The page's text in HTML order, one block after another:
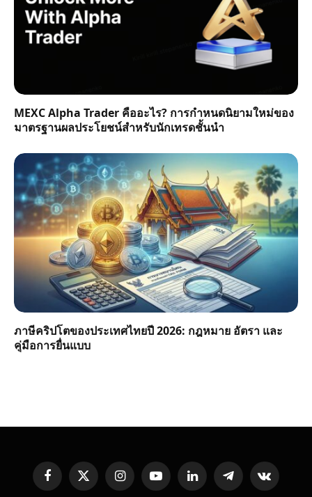
MEXC Alpha Trader คืออะไร? การกำหนดนิยามใหม่ของ
มาตรฐานผลประโยชน์สำหรับนักเทรดชั้นนำ
ภาษีคริปโตของประเทศไทยปี 2026: กฎหมาย อัตรา และ
คู่มือการยื่นแบบ
FacebookX
InstagramYouTubeLinkedInTelegramVKontakte